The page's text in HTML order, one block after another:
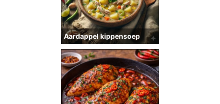
Aardappel kippensoep